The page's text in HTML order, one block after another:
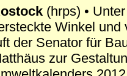
(hrps) •
Winkel und
der Senator für
zur